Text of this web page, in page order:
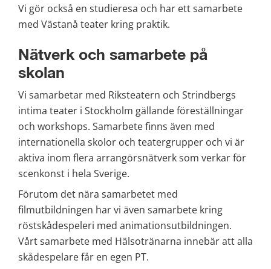
Vi gör också en studieresa och har ett samarbete
med Västanå teater kring praktik.
Nätverk och samarbete på
skolan
Vi samarbetar med Riksteatern och Strindbergs
intima teater i Stockholm gällande föreställningar
och workshops. Samarbete finns även med
internationella skolor och teatergrupper och vi är
aktiva inom flera arrangörsnätverk som verkar för
scenkonst i hela Sverige.
Förutom det nära samarbetet med
filmutbildningen har vi även samarbete kring
röstskådespeleri med animationsutbildningen.
Vårt samarbete med Hälsotränarna innebär att alla
skådespelare får en egen PT.